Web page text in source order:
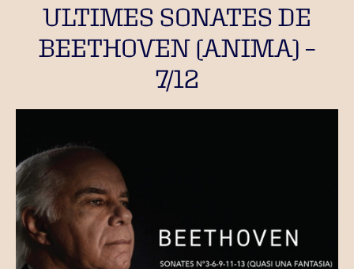
ULTIMES SONATES DE
BEETHOVEN (ANIMA) –
7/12